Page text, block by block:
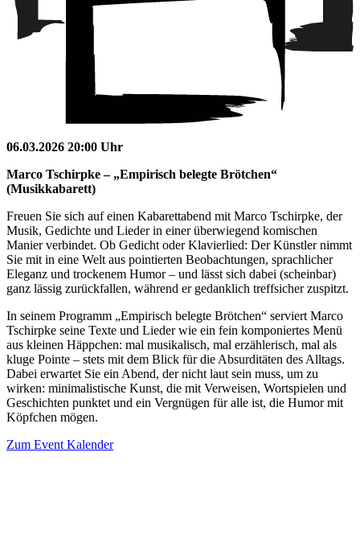
06.03.2026 20:00 Uhr
Marco Tschirpke – „Empirisch belegte Brötchen“
(Musikkabarett)
Freuen Sie sich auf einen Kabarettabend mit Marco Tschirpke, der
Musik, Gedichte und Lieder in einer überwiegend komischen
Manier verbindet. Ob Gedicht oder Klavierlied: Der Künstler nimmt
Sie mit in eine Welt aus pointierten Beobachtungen, sprachlicher
Eleganz und trockenem Humor – und lässt sich dabei (scheinbar)
ganz lässig zurückfallen, während er gedanklich treffsicher zuspitzt.
In seinem Programm „Empirisch belegte Brötchen“ serviert Marco
Tschirpke seine Texte und Lieder wie ein fein komponiertes Menü
aus kleinen Häppchen: mal musikalisch, mal erzählerisch, mal als
kluge Pointe – stets mit dem Blick für die Absurditäten des Alltags.
Dabei erwartet Sie ein Abend, der nicht laut sein muss, um zu
wirken: minimalistische Kunst, die mit Verweisen, Wortspielen und
Geschichten punktet und ein Vergnügen für alle ist, die Humor mit
Köpfchen mögen.
Zum Event Kalender